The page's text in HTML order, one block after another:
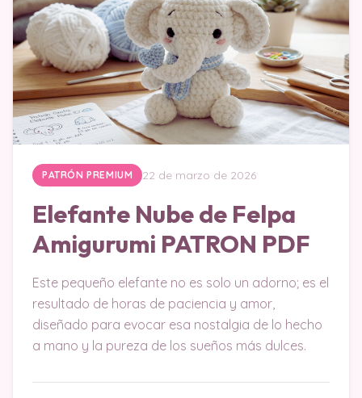
PATRÓN PREMIUM 22 de marzo de 2026
Elefante Nube de Felpa
Amigurumi PATRON PDF
Este pequeño elefante no es solo un adorno; es el
resultado de horas de paciencia y amor,
diseñado para evocar esa nostalgia de lo hecho
a mano y la pureza de los sueños más dulces.